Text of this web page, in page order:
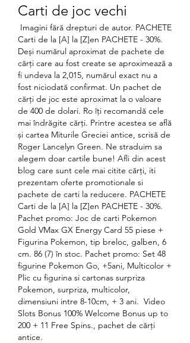
Carti de joc vechi
Carti de la [A] la [Z]en PACHETE - 30%.
Deși numărul aproximat de pachete de
cărți care au fost create se aproximează a
fi undeva la 2,015, numărul exact nu a
fost niciodată confirmat. Un pachet de
cărți de joc este aproximat la o valoare
de 400 de dolari. Ro îți recomandă cele
mai îndrăgite cărți. Printre acestea se află
și cartea Miturile Greciei antice, scrisă de
Roger Lancelyn Green. Ne straduim sa
alegem doar cartile bune! Afli din acest
blog care sunt cele mai citite cărți, iti
prezentam oferte promotionale si
pachete de carti la reducere. PACHETE
Carti de la [A] la [Z]en PACHETE - 30%.
Pachet promo: Joc de carti Pokemon
Gold VMax GX Energy Card 55 piese +
Figurina Pokemon, tip breloc, galben, 6
cm. 86 (7) în stoc. Pachet promo: Set 48
figurine Pokemon Go, +5ani, Multicolor +
Plic cu figurina si cartonas surpriza
Pokemon, surpriza, multicolor,
dimensiuni intre 8-10cm, + 3 ani.  Video
Slots Bonus 100% Welcome Bonus up to
200 + 11 Free Spins., pachet de cărți
antice.